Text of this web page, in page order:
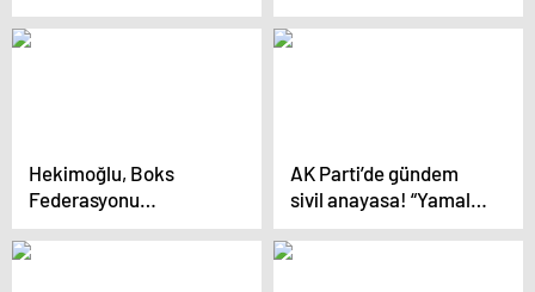
tanıtılacak
Hekimoğlu, Boks
Federasyonu
Başkanlığı Adaylığını
Açıkladı
AK Parti’de gündem
sivil anayasa! “Yamalı
bohçaya döndü, ihtiyaç
değil zorunluluk”